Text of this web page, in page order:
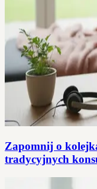
Zapomnij o
tradycyjnych